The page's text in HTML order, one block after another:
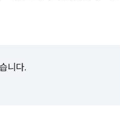
니다.